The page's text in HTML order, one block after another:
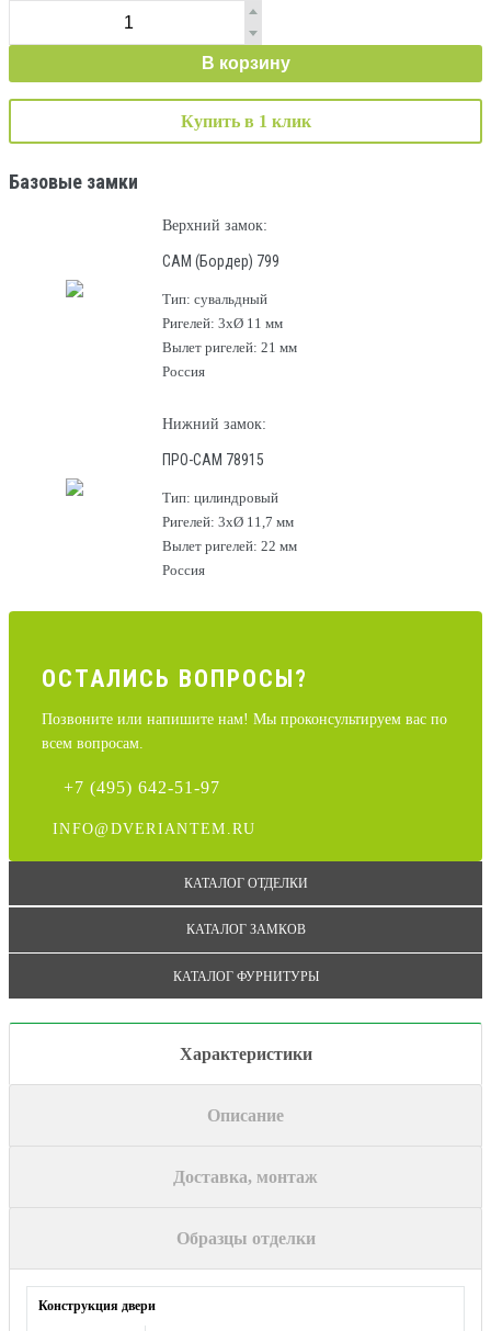
В корзину
Купить в 1 клик
Базовые замки
Верхний замок:
САМ (Бордер) 799
Тип: сувальдный
Ригелей: 3хØ 11 мм
Вылет ригелей: 21 мм
Россия
Нижний замок:
ПРО-САМ 78915
Тип: цилиндровый
Ригелей: 3хØ 11,7 мм
Вылет ригелей: 22 мм
Россия
ОСТАЛИCЬ ВОПРОСЫ?
Позвоните или напишите нам! Мы проконсультируем вас по
всем вопросам.
+7 (495) 642-51-97
INFO@DVERIANTEM.RU
КАТАЛОГ ОТДЕЛКИ
КАТАЛОГ ЗАМКОВ
КАТАЛОГ ФУРНИТУРЫ
Характеристики
Описание
Доставка, монтаж
Образцы отделки
Конструкция двери